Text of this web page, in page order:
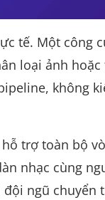
tế. Một công
loại ảnh
không
trợ toàn bộ
nhạc cùng
ngũ